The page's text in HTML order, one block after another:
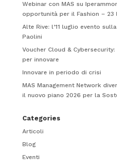
Webinar con MAS su
opportunità per il Fashion – 23
Alte Rive: l’11 luglio evento
Paolini
Voucher Cloud &
per innovare
Innovare in periodo di crisi
MAS Management Network
il nuovo piano 2026 per la
Categories
Articoli
Blog
Eventi